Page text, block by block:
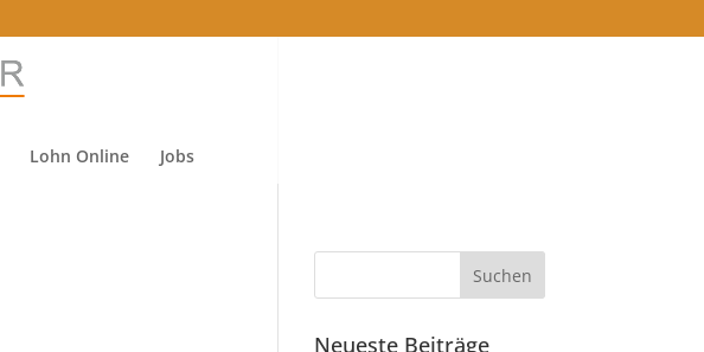
Lohn Online Jobs
Neueste Beiträge